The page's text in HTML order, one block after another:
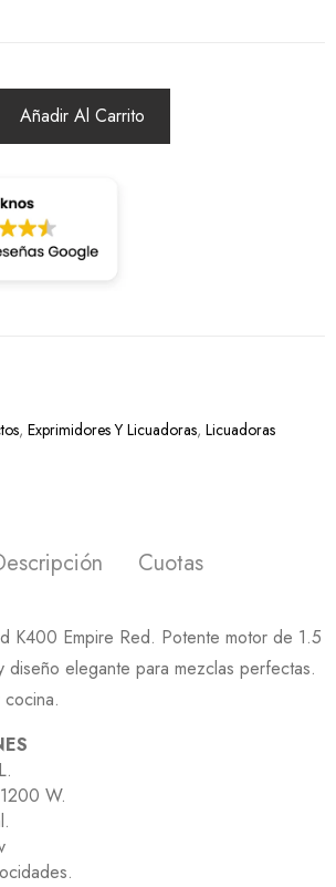
Añadir Al Carrito
, Exprimidores Y Licuadoras, Licuadoras
Cuotas
K400 Empire Red. Potente motor de 1.5
diseño elegante para mezclas perfectas.
W.